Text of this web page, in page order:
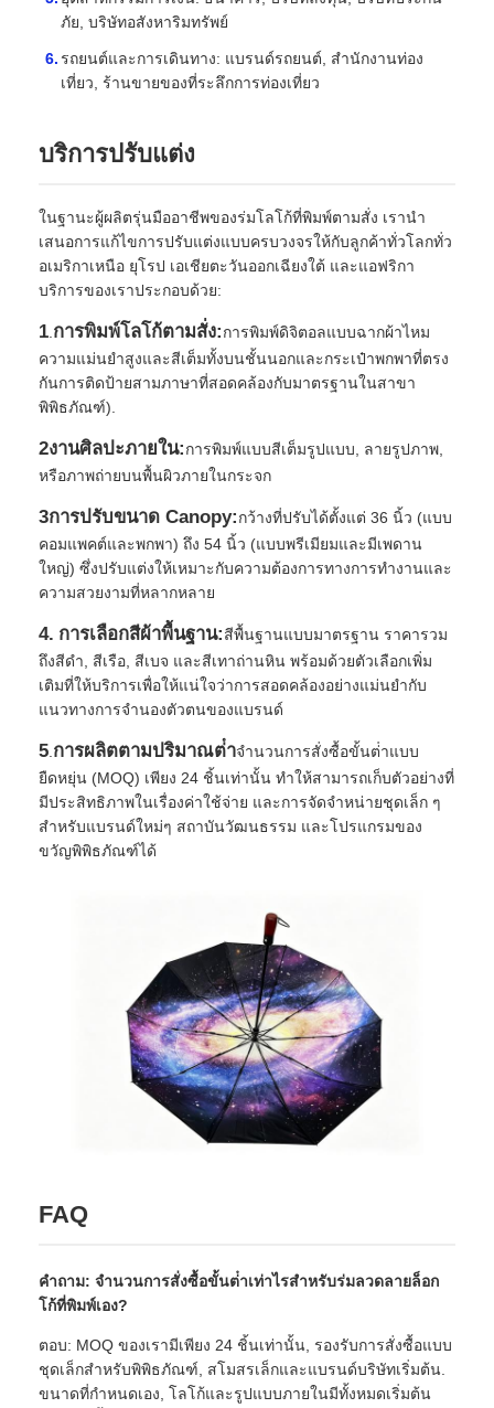
ภัย, บริษัทอสังหาริมทรัพย์
รถยนต์และการเดินทาง: แบรนด์รถยนต์, สํานักงานท่อง
เที่ยว, ร้านขายของที่ระลึกการท่องเที่ยว
บริการปรับแต่ง
ในฐานะผู้ผลิตรุ่นมืออาชีพของร่มโลโก้ที่พิมพ์ตามสั่ง เรานํา
เสนอการแก้ไขการปรับแต่งแบบครบวงจรให้กับลูกค้าทั่วโลกทั่ว
อเมริกาเหนือ ยุโรป เอเชียตะวันออกเฉียงใต้ และแอฟริกา
บริการของเราประกอบด้วย:
1 การพิมพ์โลโก้ตามสั่ง:การพิมพ์ดิจิตอลแบบฉากผ้าไหม
ความแม่นยําสูงและสีเต็มทั้งบนชั้นนอกและกระเป๋าพกพาที่ตรง
กันการติดป้ายสามภาษาที่สอดคล้องกับมาตรฐานในสาขา
พิพิธภัณฑ์).
2งานศิลปะภายใน:การพิมพ์แบบสีเต็มรูปแบบ, ลายรูปภาพ,
หรือภาพถ่ายบนพื้นผิวภายในกระจก
3การปรับขนาด Canopy:กว้างที่ปรับได้ตั้งแต่ 36 นิ้ว (แบบ
คอมแพคต์และพกพา) ถึง 54 นิ้ว (แบบพรีเมียมและมีเพดาน
ใหญ่) ซึ่งปรับแต่งให้เหมาะกับความต้องการทางการทํางานและ
ความสวยงามที่หลากหลาย
4. การเลือกสีผ้าพื้นฐาน:สีพื้นฐานแบบมาตรฐาน ราคารวม
ถึงสีดํา, สีเรือ, สีเบจ และสีเทาถ่านหิน พร้อมด้วยตัวเลือกเพิ่ม
เติมที่ให้บริการเพื่อให้แน่ใจว่าการสอดคล้องอย่างแม่นยํากับ
แนวทางการจํานองตัวตนของแบรนด์
5 การผลิตตามปริมาณต่ําจํานวนการสั่งซื้อขั้นต่ําแบบ
ยืดหยุ่น (MOQ) เพียง 24 ชิ้นเท่านั้น ทําให้สามารถเก็บตัวอย่างที่
มีประสิทธิภาพในเรื่องค่าใช้จ่าย และการจัดจําหน่ายชุดเล็ก ๆ
สําหรับแบรนด์ใหม่ๆ สถาบันวัฒนธรรม และโปรแกรมของ
ขวัญพิพิธภัณฑ์ได้
FAQ
คําถาม: จํานวนการสั่งซื้อขั้นต่ําเท่าไรสําหรับร่มลวดลายล็อก
โก้ที่พิมพ์เอง?
ตอบ: MOQ ของเรามีเพียง 24 ชิ้นเท่านั้น, รองรับการสั่งซื้อแบบ
ชุดเล็กสําหรับพิพิธภัณฑ์, สโมสรเล็กและแบรนด์บริษัทเริ่มต้น.
ขนาดที่กําหนดเอง, โลโก้และรูปแบบภายในมีทั้งหมดเริ่มต้น